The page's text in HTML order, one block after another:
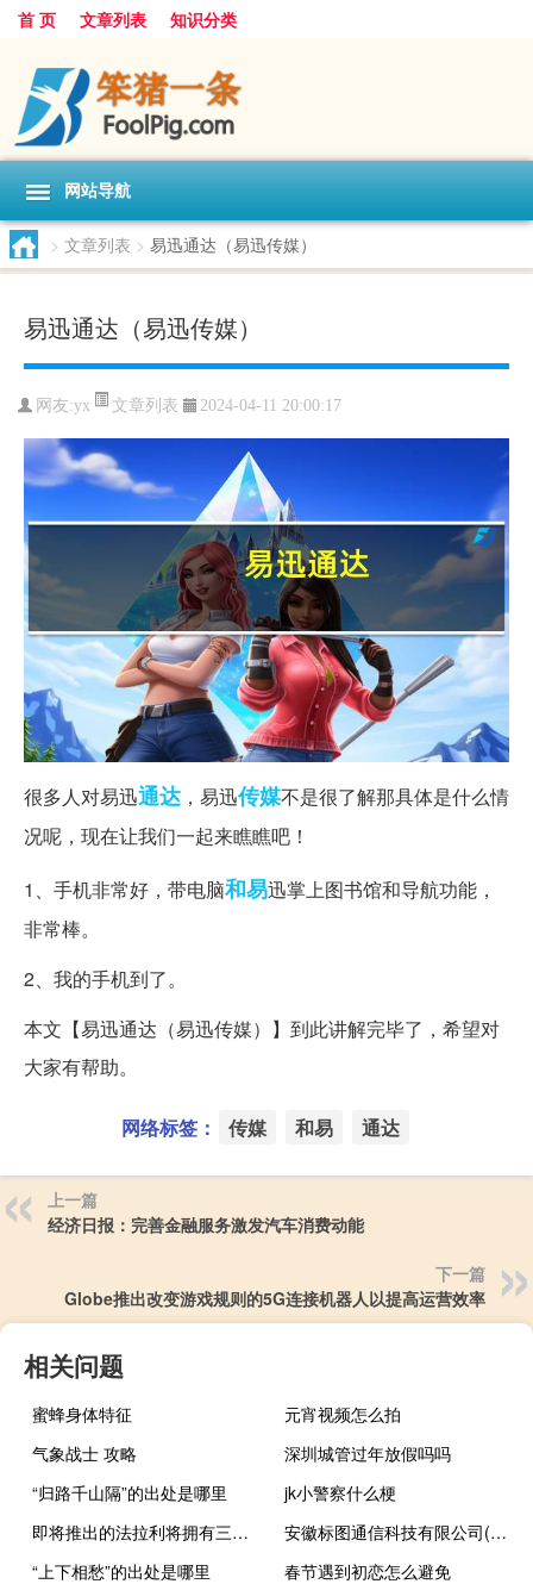
首 页 文章列表 知识分类
网站导航
> 文章列表 > 易迅通达（易迅传媒）
易迅通达（易迅传媒）
网友:yx 文章列表 2024-04-11 20:00:17
很多人对易迅通达 ，易迅传媒不是很了解那具体是什么情
况呢，现在让我们一起来瞧瞧吧！
1、手机非常好，带电脑和易迅掌上图书馆和导航功能，
非常棒。
2、我的手机到了。
本文【易迅通达（易迅传媒）】到此讲解完毕了，希望对
大家有帮助。
网络标签： 传媒 和易 通达
上一篇
经济日报：完善金融服务激发汽车消费动能
下一篇
Globe推出改变游戏规则的5G连接机器人以提高运营效率
相关问题
蜜蜂身体特征
元宵视频怎么拍
气象战士 攻略
深圳城管过年放假吗吗
“归路千山隔”的出处是哪里
jk小警察什么梗
即将推出的法拉利将拥有三星制造的显示屏
安徽标图通信科技有限公司(关于安徽标图通信科技有限公司简述)
“上下相愁”的出处是哪里
春节遇到初恋怎么避免